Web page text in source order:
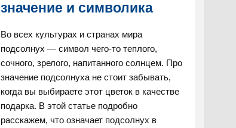
значение и символика
Во всех культурах и странах мира
подсолнух — символ чего-то теплого,
сочного, зрелого, напитанного солнцем. Про
значение подсолнуха не стоит забывать,
когда вы выбираете этот цветок в качестве
подарка. В этой статье подробно
расскажем, что означает подсолнух в